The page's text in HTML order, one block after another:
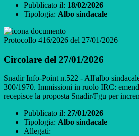
Pubblicato il: 18/02/2026
Tipologia: Albo sindacale
Protocollo 416/2026 del 27/01/2026
Circolare del 27/01/2026
Snadir Info-Point n.522 - All'albo
300/1970. Immissioni in ruolo IRC:
recepisce la proposta Snadir/Fgu per
Pubblicato il: 27/01/2026
Tipologia: Albo sindacale
Allegati: